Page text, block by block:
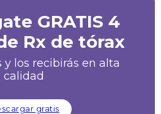
GRATIS 4
Rx de tórax
los recibirás en alta
calidad
gratis